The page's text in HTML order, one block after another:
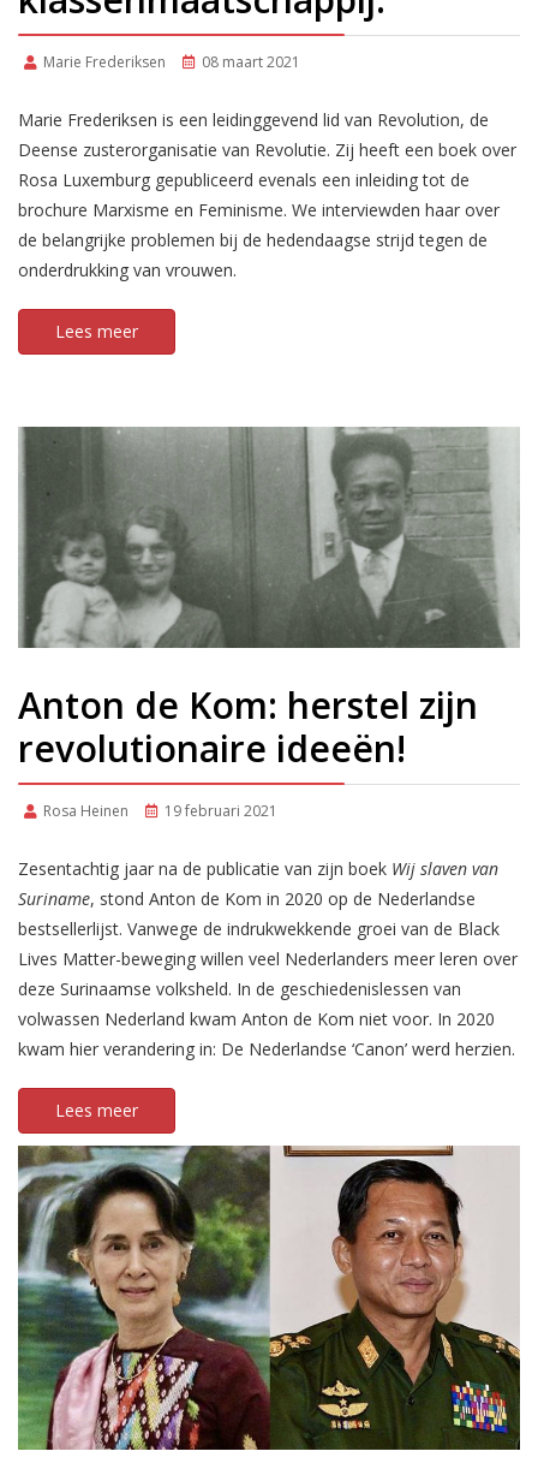
Marie Frederiksen 08 maart 2021
Marie Frederiksen is een leidinggevend lid van Revolution, de
Deense zusterorganisatie van Revolutie. Zij heeft een boek over
Rosa Luxemburg gepubliceerd evenals een inleiding tot de
brochure Marxisme en Feminisme. We interviewden haar over
de belangrijke problemen bij de hedendaagse strijd tegen de
onderdrukking van vrouwen.
Lees meer
Anton de Kom: herstel zijn
revolutionaire ideeën!
Rosa Heinen 19 februari 2021
Zesentachtig jaar na de publicatie van zijn boek Wij slaven van
Suriname, stond Anton de Kom in 2020 op de Nederlandse
bestsellerlijst. Vanwege de indrukwekkende groei van de Black
Lives Matter-beweging willen veel Nederlanders meer leren over
deze Surinaamse volksheld. In de geschiedenislessen van
volwassen Nederland kwam Anton de Kom niet voor. In 2020
kwam hier verandering in: De Nederlandse ‘Canon’ werd herzien.
Lees meer